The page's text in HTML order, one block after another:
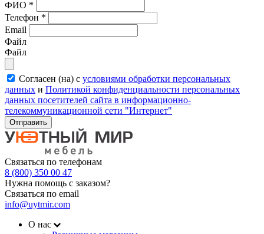
ФИО *
Телефон *
Email
Файл
Файл
Согласен (на) с условиями обработки персональных
данных и Политикой конфиденциальности персональных
данных посетителей сайта в информационно-
телекоммуникационной сети "Интернет"
Отправить
Связаться по телефонам
8 (800) 350 00 47
Нужна помощь с заказом?
Связаться по email
info@uytmir.com
О нас